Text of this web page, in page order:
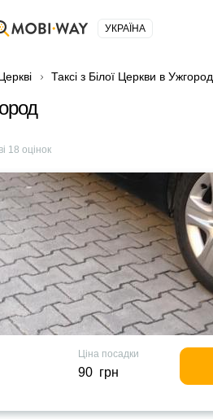
УКРАЇНА
Таксі з Білої Церкви в Ужгород
18 оцінок
Ціна посадки
90 грн